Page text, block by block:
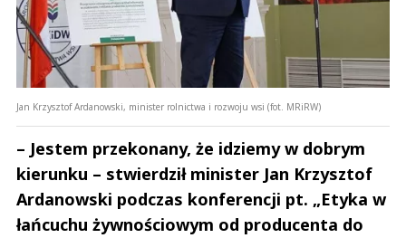
Jan Krzysztof Ardanowski, minister rolnictwa i rozwoju wsi (fot. MRiRW)
– Jestem przekonany, że idziemy w dobrym
kierunku – stwierdził minister Jan Krzysztof
Ardanowski podczas konferencji pt. „Etyka w
łańcuchu żywnościowym od producenta do